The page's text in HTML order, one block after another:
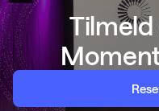
Tilmeld